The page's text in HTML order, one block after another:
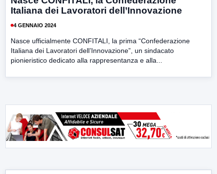
Italiana dei Lavoratori dell’Innovazione
4 GENNAIO 2024
Nasce ufficialmente CONFITALI, la prima “Confederazione
Italiana dei Lavoratori dell’Innovazione”, un sindacato
pionieristico dedicato alla rappresentanza e alla...